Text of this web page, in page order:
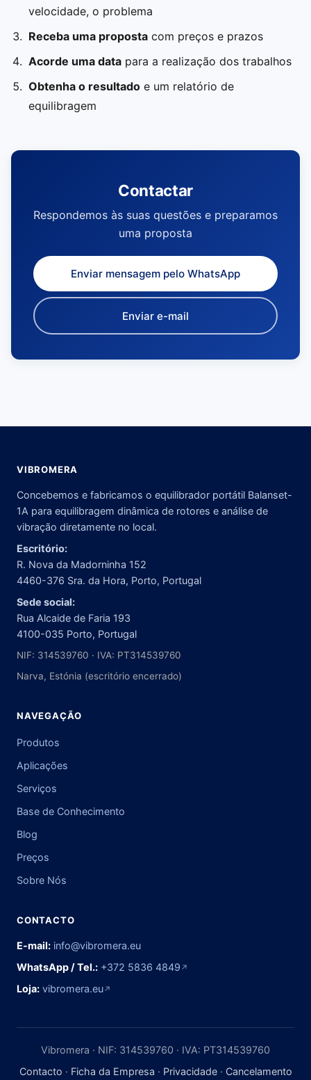
velocidade, o problema
Receba uma propostacom preços e prazos
Acorde uma datapara a realização dos trabalhos
Obtenha o resultadoe um relatório de
equilibragem
Contactar
Respondemos às suas questões e preparamos
uma proposta
Enviar mensagem pelo WhatsApp
Enviar e-mail
VIBROMERA
Concebemos e fabricamos o equilibrador portátil Balanset-
1A para equilibragem dinâmica de rotores e análise de
vibração diretamente no local.
Escritório:
R. Nova da Madorninha 152
4460-376 Sra. da Hora, Porto, Portugal
Sede social:
Rua Alcaide de Faria 193
4100-035 Porto, Portugal
NIF: 314539760 · IVA: PT314539760
Narva, Estónia (escritório encerrado)
NAVEGAÇÃO
Produtos
Aplicações
Serviços
Base de Conhecimento
Blog
Preços
Sobre Nós
CONTACTO
E-mail: info@vibromera.eu
WhatsApp / Tel.: +372 5836 4849 ↗
Loja: vibromera.eu↗
Vibromera · NIF: 314539760 · IVA: PT314539760
Contacto · Ficha da Empresa · Privacidade· Cancelamento